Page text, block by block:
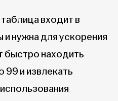
входит в
нужна для ускорения
быстро находить
99 и извлекать